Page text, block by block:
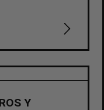
Y